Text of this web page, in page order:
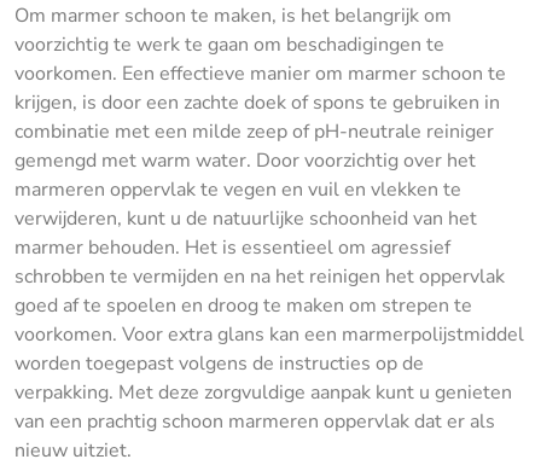
Om marmer schoon te maken, is het belangrijk om
voorzichtig te werk te gaan om beschadigingen te
voorkomen. Een effectieve manier om marmer schoon te
krijgen, is door een zachte doek of spons te gebruiken in
combinatie met een milde zeep of pH-neutrale reiniger
gemengd met warm water. Door voorzichtig over het
marmeren oppervlak te vegen en vuil en vlekken te
verwijderen, kunt u de natuurlijke schoonheid van het
marmer behouden. Het is essentieel om agressief
schrobben te vermijden en na het reinigen het oppervlak
goed af te spoelen en droog te maken om strepen te
voorkomen. Voor extra glans kan een marmerpolijstmiddel
worden toegepast volgens de instructies op de
verpakking. Met deze zorgvuldige aanpak kunt u genieten
van een prachtig schoon marmeren oppervlak dat er als
nieuw uitziet.